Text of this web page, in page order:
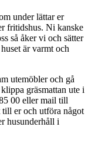
under lättar er
fritidshus. Ni kanske
så åker vi och sätter
är varmt och
utemöbler och gå
gräsmattan ute i
00 eller mail till
er och utföra något
husunderhåll i